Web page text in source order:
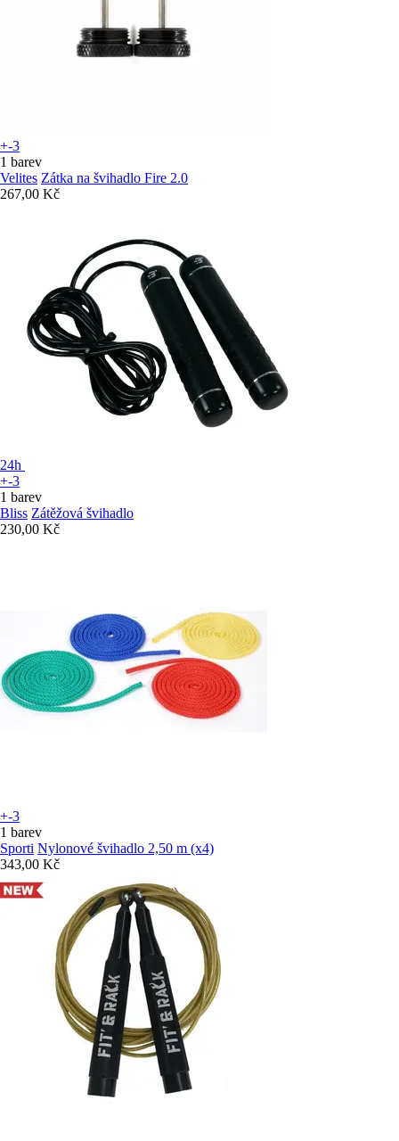
+-3
1 barev
Velites Zátka na švihadlo Fire 2.0
267,00 Kč
24h
+-3
1 barev
Bliss Zátěžová švihadlo
230,00 Kč
+-3
1 barev
Sporti Nylonové švihadlo 2,50 m (x4)
343,00 Kč